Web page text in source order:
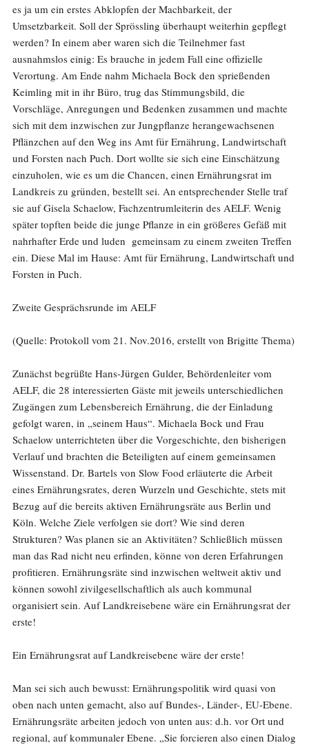
es ja um ein erstes Abklopfen der Machbarkeit, der
Umsetzbarkeit. Soll der Sprössling überhaupt weiterhin gepflegt
werden? In einem aber waren sich die Teilnehmer fast
ausnahmslos einig: Es brauche in jedem Fall eine offizielle
Verortung. Am Ende nahm Michaela Bock den sprießenden
Keimling mit in ihr Büro, trug das Stimmungsbild, die
Vorschläge, Anregungen und Bedenken zusammen und machte
sich mit dem inzwischen zur Jungpflanze herangewachsenen
Pflänzchen auf den Weg ins Amt für Ernährung, Landwirtschaft
und Forsten nach Puch. Dort wollte sie sich eine Einschätzung
einzuholen, wie es um die Chancen, einen Ernährungsrat im
Landkreis zu gründen, bestellt sei. An entsprechender Stelle traf
sie auf Gisela Schaelow, Fachzentrumleiterin des AELF. Wenig
später topften beide die junge Pflanze in ein größeres Gefäß mit
nahrhafter Erde und luden gemeinsam zu einem zweiten Treffen
ein. Diese Mal im Hause: Amt für Ernährung, Landwirtschaft und
Forsten in Puch.
Zweite Gesprächsrunde im AELF
(Quelle: Protokoll vom 21. Nov.2016, erstellt von Brigitte Thema)
Zunächst begrüßte Hans-Jürgen Gulder, Behördenleiter vom
AELF, die 28 interessierten Gäste mit jeweils unterschiedlichen
Zugängen zum Lebensbereich Ernährung, die der Einladung
gefolgt waren, in „seinem Haus“. Michaela Bock und Frau
Schaelow unterrichteten über die Vorgeschichte, den bisherigen
Verlauf und brachten die Beteiligten auf einem gemeinsamen
Wissenstand. Dr. Bartels von Slow Food erläuterte die Arbeit
eines Ernährungsrates, deren Wurzeln und Geschichte, stets mit
Bezug auf die bereits aktiven Ernährungsräte aus Berlin und
Köln. Welche Ziele verfolgen sie dort? Wie sind deren
Strukturen? Was planen sie an Aktivitäten? Schließlich müssen
man das Rad nicht neu erfinden, könne von deren Erfahrungen
profitieren. Ernährungsräte sind inzwischen weltweit aktiv und
können sowohl zivilgesellschaftlich als auch kommunal
organisiert sein. Auf Landkreisebene wäre ein Ernährungsrat der
erste!
Ein Ernährungsrat auf Landkreisebene wäre der erste!
Man sei sich auch bewusst: Ernährungspolitik wird quasi von
oben nach unten gemacht, also auf Bundes-, Länder-, EU-Ebene.
Ernährungsräte arbeiten jedoch von unten aus: d.h. vor Ort und
regional, auf kommunaler Ebene. „Sie forcieren also einen Dialog